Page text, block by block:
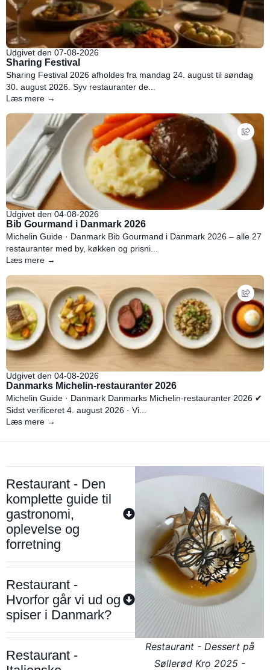
Udgivet den 07-08-2026
Sharing Festival
Sharing Festival 2026 afholdes fra mandag 24. august til søndag
30. august 2026. Syv restauranter de...
Læs mere →
Udgivet den 04-08-2026
Bib Gourmand i Danmark 2026
Michelin Guide · Danmark Bib Gourmand i Danmark 2026 – alle 27
restauranter med by, køkken og prisni...
Læs mere →
Udgivet den 04-08-2026
Danmarks Michelin-restauranter 2026
Michelin Guide · Danmark Danmarks Michelin-restauranter 2026 ✔
Sidst verificeret 4. august 2026 · Vi...
Læs mere →
Restaurant - Den
komplette guide til
gastronomi,
oplevelse og
forretning
Restaurant -
Hvorfor går vi ud og
spiser i Danmark?
Restaurant -
Restaurant - Dessert på
Søllerød Kro 2025 -